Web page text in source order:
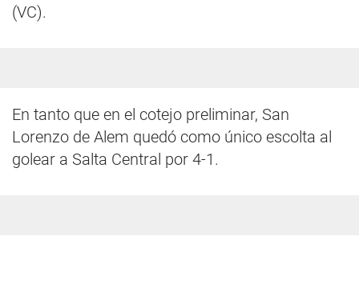
(VC).
En tanto que en el cotejo preliminar, San
Lorenzo de Alem quedó como único escolta al
golear a Salta Central por 4-1.